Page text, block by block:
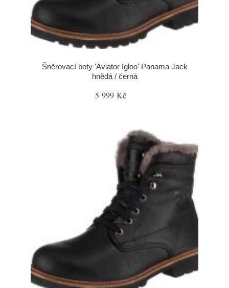
Šněrovací boty 'Aviator Igloo' Panama Jack
hnědá / černá
5 999 Kč